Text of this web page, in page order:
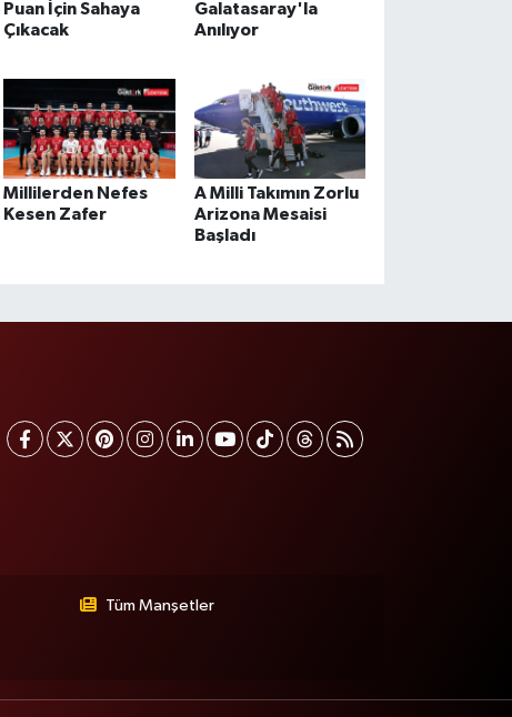
Puan İçin Sahaya
Çıkacak
Galatasaray'la
Anılıyor
Millilerden Nefes
Kesen Zafer
A Milli Takımın Zorlu
Arizona Mesaisi
Başladı
Tüm Manşetler